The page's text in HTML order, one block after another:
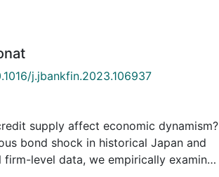
j.jbankfin.2023.106937
supply affect economic dynamism?
bond shock in historical Japan and
firm-level data, we empirically examine